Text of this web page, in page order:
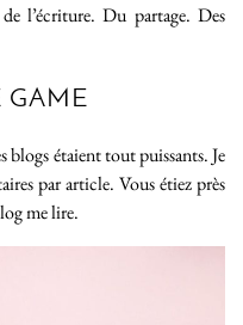
l’écriture. Du partage. Des
GAME
blogs étaient tout puissants. Je
par article. Vous étiez près
me lire.